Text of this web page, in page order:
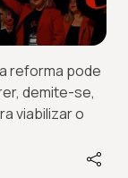
reforma pode
demite-se,
viabilizar o